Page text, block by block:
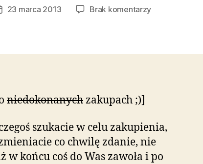
23 marca 2013 Brak komentarzydo
niedokonanychzakupach ;)]
szukacie w celu zakupienia,
co chwilę zdanie, nie
w końcu coś do Was zawoła i po